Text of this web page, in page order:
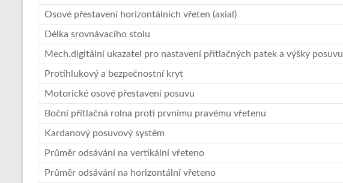
Osové přestavení horizontálních vřeten (axial)
Délka srovnávacího stolu
Mech.digitální ukazatel pro nastavení přítlačných patek a výšky posuvu
Protihlukový a bezpečnostní kryt
Motorické osové přestavení posuvu
Boční přítlačná rolna proti prvnímu pravému vřetenu
Kardanový posuvový systém
Průměr odsávání na vertikální vřeteno
Průměr odsávání na horizontální vřeteno